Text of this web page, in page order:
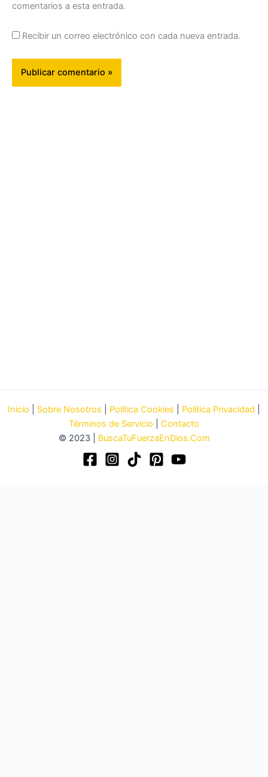
comentarios a esta entrada.
Recibir un correo electrónico con cada nueva entrada.
Inicio Sobre Nosotros Política Cookies Política Privacidad
Términos de Servicio
Contacto
© 2023 | BuscaTuFuerzaEnDios.Com